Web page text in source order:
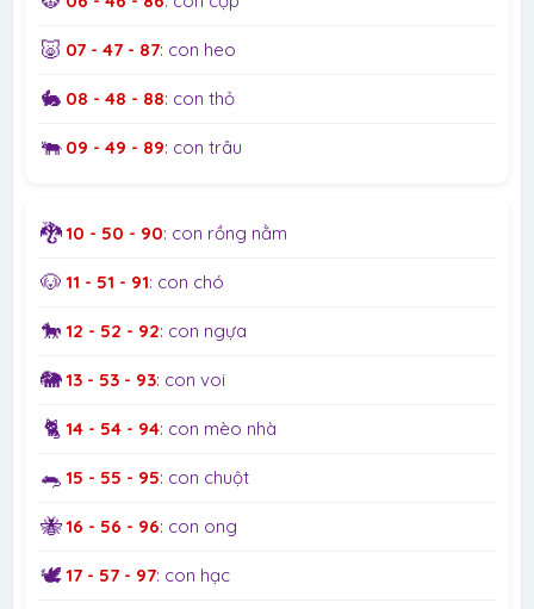
🐷 07 - 47 - 87: con heo
🐇 08 - 48 - 88: con thỏ
🐃 09 - 49 - 89: con trâu
🐉10 - 50 - 90: con rồng nằm
🐶 11 - 51 - 91: con chó
🐎 12 - 52 - 92: con ngựa
🐘13 - 53 - 93: con voi
🐈 14 - 54 - 94: con mèo nhà
🐀 15 - 55 - 95: con chuột
🐝16 - 56 - 96: con ong
🕊️17 - 57 - 97: con hạc